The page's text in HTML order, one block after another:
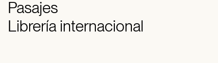
Pasajes
Librería internacional